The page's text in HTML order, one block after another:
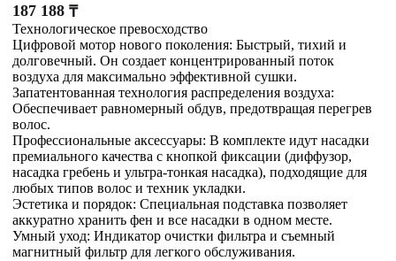
187 188 ₸
Технологическое превосходство
Цифровой мотор нового поколения: Быстрый, тихий и
долговечный. Он создает концентрированный поток
воздуха для максимально эффективной сушки.
Запатентованная технология распределения воздуха:
Обеспечивает равномерный обдув, предотвращая перегрев
волос.
Профессиональные аксессуары: В комплекте идут насадки
премиального качества с кнопкой фиксации (диффузор,
насадка гребень и ультра-тонкая насадка), подходящие для
любых типов волос и техник укладки.
Эстетика и порядок: Специальная подставка позволяет
аккуратно хранить фен и все насадки в одном месте.
Умный уход: Индикатор очистки фильтра и съемный
магнитный фильтр для легкого обслуживания.